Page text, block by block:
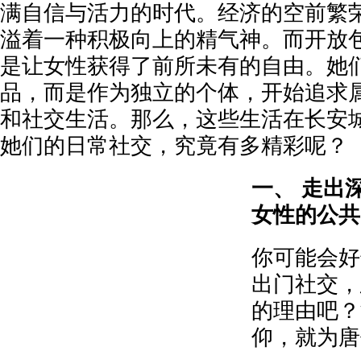
满自信与活力的时代。经济的空前繁
溢着一种积极向上的精气神。而开放
是让女性获得了前所未有的自由。她
品，而是作为独立的个体，开始追求
和社交生活。那么，这些生活在长安
她们的日常社交，究竟有多精彩呢？
一、 走出
女性的公
你可能会
出门社交
的理由吧
仰，就为